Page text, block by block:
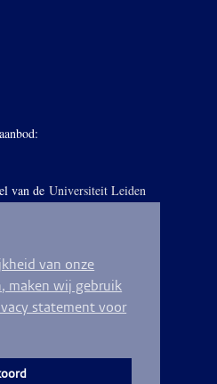
van onze
maken wij gebruik
statement voor
van de Universiteit Leiden
Sitemap